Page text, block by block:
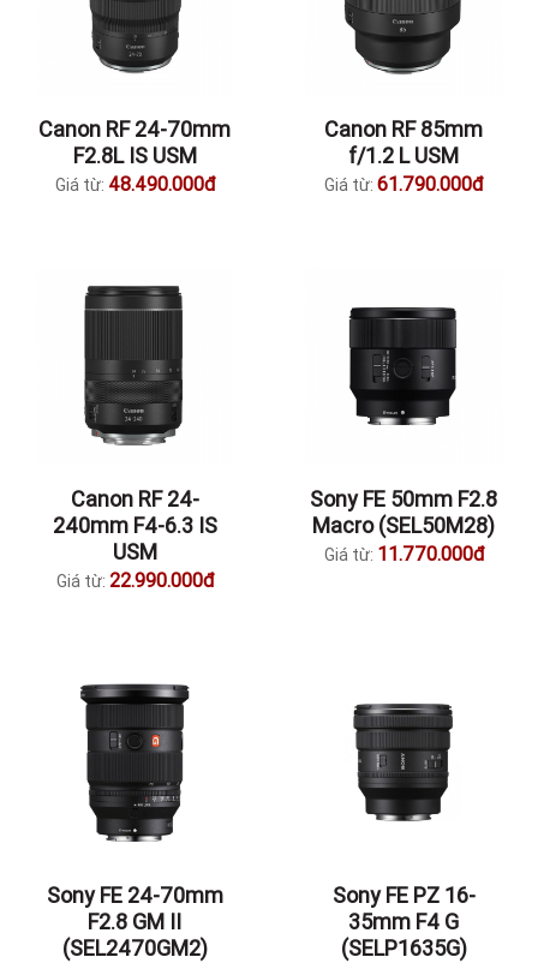
Canon RF 24-70mm
F2.8L IS USM
Giá từ: 48.490.000đ
Canon RF 85mm
f/1.2 L USM
Giá từ: 61.790.000đ
Canon RF 24-
240mm F4-6.3 IS
USM
Giá từ: 22.990.000đ
Sony FE 50mm F2.8
Macro (SEL50M28)
Giá từ: 11.770.000đ
Sony FE 24-70mm
F2.8 GM II
(SEL2470GM2)
Sony FE PZ 16-
35mm F4 G
(SELP1635G)